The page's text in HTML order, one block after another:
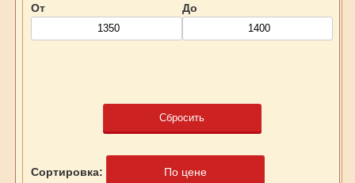
От До
Сбросить
Сортировка: По цене